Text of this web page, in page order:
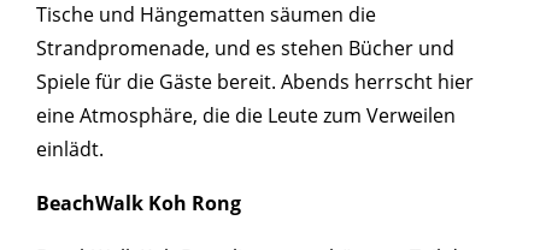
Tische und Hängematten säumen die
Strandpromenade, und es stehen Bücher und
Spiele für die Gäste bereit. Abends herrscht hier
eine Atmosphäre, die die Leute zum Verweilen
einlädt.
BeachWalk Koh Rong